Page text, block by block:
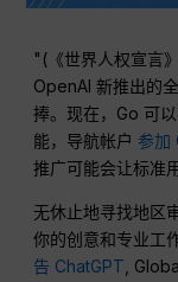
"(《世界人权宣言
OpenAI 新推出的
捧。现在，Go 可
能，导航帐户 参加
推广可能会让标准
无休止地寻找地区
你的创意和专业工
告 ChatGPT ,